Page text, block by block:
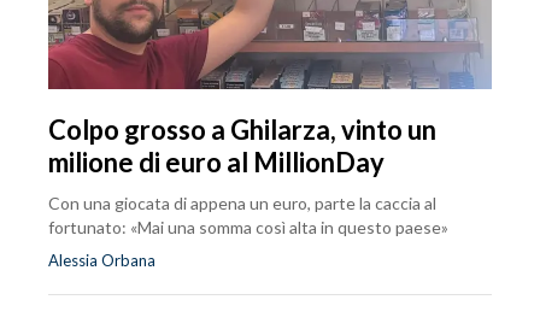
Colpo grosso a Ghilarza, vinto un
milione di euro al MillionDay
Con una giocata di appena un euro, parte la caccia al
fortunato: «Mai una somma così alta in questo paese»
Alessia Orbana